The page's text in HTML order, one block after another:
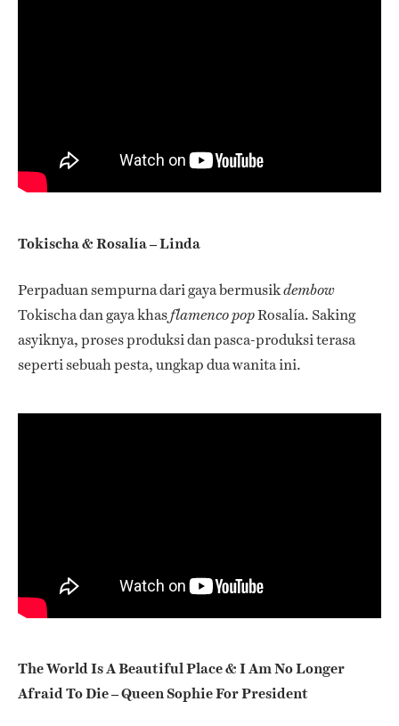
Tokischa & Rosalía – Linda
Perpaduan sempurna dari gaya bermusikdembow
Tokischa dan gaya khas flamenco popRosalía. Saking
asyiknya, proses produksi dan pasca-produksi terasa
seperti sebuah pesta, ungkap dua wanita ini.
The World Is A Beautiful Place & I Am No Longer
Afraid To Die – Queen Sophie For President